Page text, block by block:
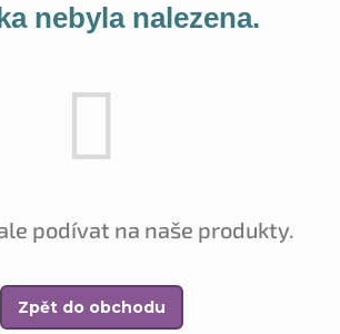
nebyla nalezena.
podívat na naše produkty.
Zpět do obchodu